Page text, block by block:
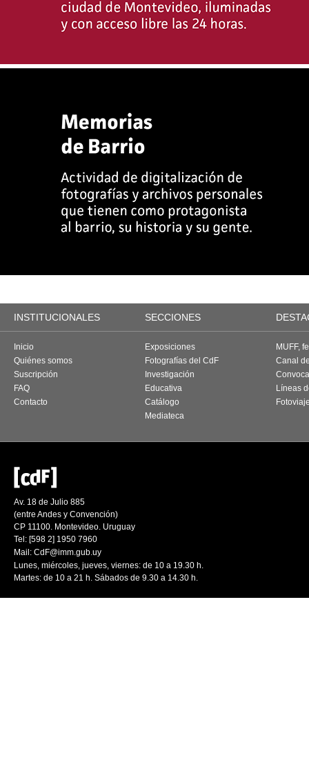
INSTITUCIONALES SECCIONES
Inicio
Quiénes somos
Suscripción
FAQ
Contacto
Exposiciones
Fotografías del CdF
Investigación
Educativa
Catálogo
Mediateca
MUFF,
Canal
Líneas
Av. 18 de Julio 885
(entre Andes y Convención)
CP 11100. Montevideo. Uruguay
Tel: [598 2] 1950 7960
Mail: CdF@imm.gub.uy
Lunes, miércoles, jueves, viernes: de 10 a 19.30 h.
Martes: de 10 a 21 h. Sábados de 9.30 a 14.30 h.